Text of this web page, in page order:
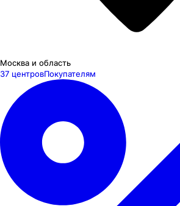
Москва и область
37 центровПокупателям